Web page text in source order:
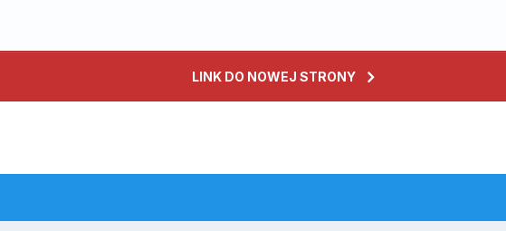
LINK DO NOWEJ STRONY